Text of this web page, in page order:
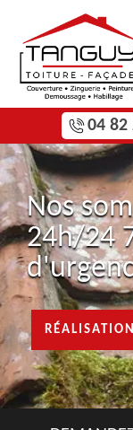
04 82
Nos
24h/24